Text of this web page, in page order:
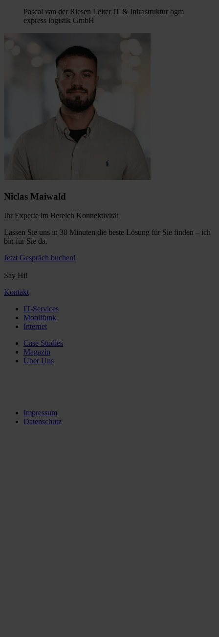
Pascal van der Riesen Leiter IT & Infrastruktur bgm
express logistik GmbH
Niclas Maiwald
Ihr Experte im Bereich Konnektivität
Lassen Sie uns in 30 Minuten die beste Lösung für Sie finden – ich
bin für Sie da.
Jetzt Gespräch buchen!
Say Hi!
Kontakt
IT-Services
Mobilfunk
Internet
Case Studies
Magazin
Über Uns
Impressum
Datenschutz